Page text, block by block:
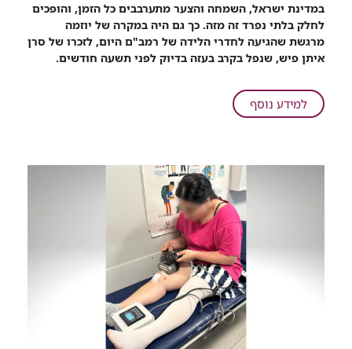
שיתוף
היוזמה
שריגשה
את
ברמב"ם:
מתנת
מאמו
במדינת ישראל, השמחה והצער מתערבבים כל הזמן, והופכים
לחלק בלתי נפרד זה מזה. כך גם היה במקרה של יוזמה
מרגשת שהגיעה לחדרי הלידה של רמב"ם היום, לזכרו של סרן
איתן פיש, שנפל בקרב בעזה בדיוק לפני תשעה חודשים.
למידע נוסףעל
היוזמה
היולדות
ברמב"ם:
מתנת
יום
הולדת
מאמו
של
החייל
שנפל
לפני
תשעה